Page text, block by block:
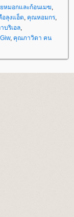
หมอกและก้อนเมฆ,
ลุงแอ็ด, คุณหอมกร,
บริเอล,
, คุณภาวิดา คน